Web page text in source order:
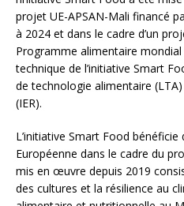
projet UE-APSAN-Mali financé
à 2024 et dans le cadre d’un
Programme alimentaire
technique de l’initiative Smart
de technologie alimentaire
(IER).
L’initiative Smart Food bénéficie
Européenne dans le cadre du
mis en œuvre depuis 2019
des cultures et la résilience au